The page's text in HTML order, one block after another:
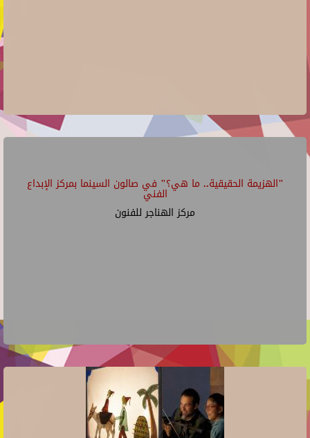
"الهزيمة الحقيقية.. ما هي؟" في صالون السينما بمركز الإبداع
الفني
مركز الهناجر للفنون